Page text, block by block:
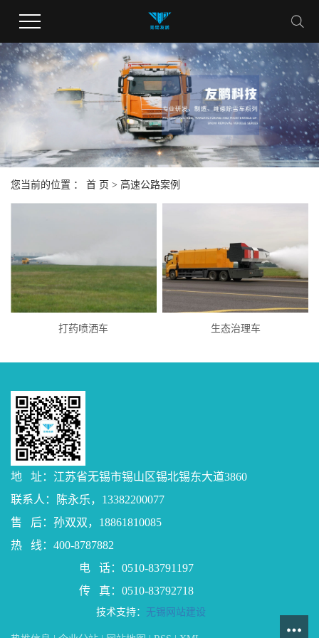
您当前的位置 ： 首 页 > 高速公路案例
打药喷洒车 生态治理车
地 址：江苏省无锡市锡山区锡北锡东大道3860
联系人：陈永乐，13382200077
售 后：孙双双，18861810085
热 线：400-8787882
电 话：0510-83791197
传 真：0510-83792718
技术支持： 无锡网站建设